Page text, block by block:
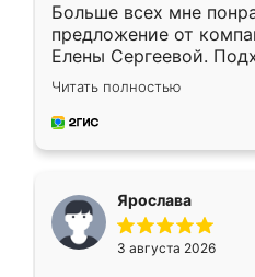
Больше всех мне
предложение от
Елены Сергеевой.
короткие сроки
для замера сотрудник
предложил по моему
Читать полностью
Ярослава
3 августа 2026